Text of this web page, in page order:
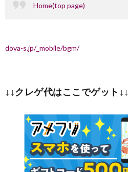
Home(top page)
dova-s.jp/_mobile/bgm/
↓↓クレゲ代はここでゲット↓↓